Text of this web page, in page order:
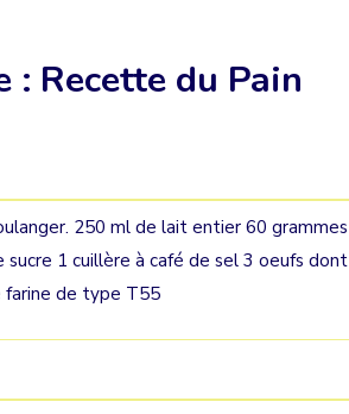
: Recette du Pain
250 ml de lait entier 60 grammes
1 cuillère à café de sel 3 oeufs dont
farine de type T55